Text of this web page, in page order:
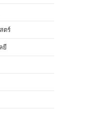
ตร์
ยี